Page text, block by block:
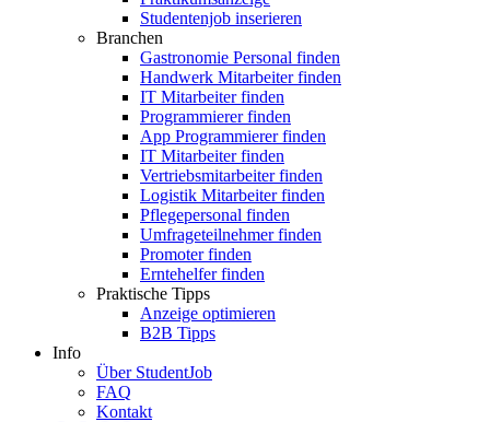
Studentenjob inserieren
Branchen
Gastronomie Personal finden
Handwerk Mitarbeiter finden
IT Mitarbeiter finden
Programmierer finden
App Programmierer finden
IT Mitarbeiter finden
Vertriebsmitarbeiter finden
Logistik Mitarbeiter finden
Pflegepersonal finden
Umfrageteilnehmer finden
Promoter finden
Erntehelfer finden
Praktische Tipps
Anzeige optimieren
B2B Tipps
Info
Über StudentJob
FAQ
Kontakt